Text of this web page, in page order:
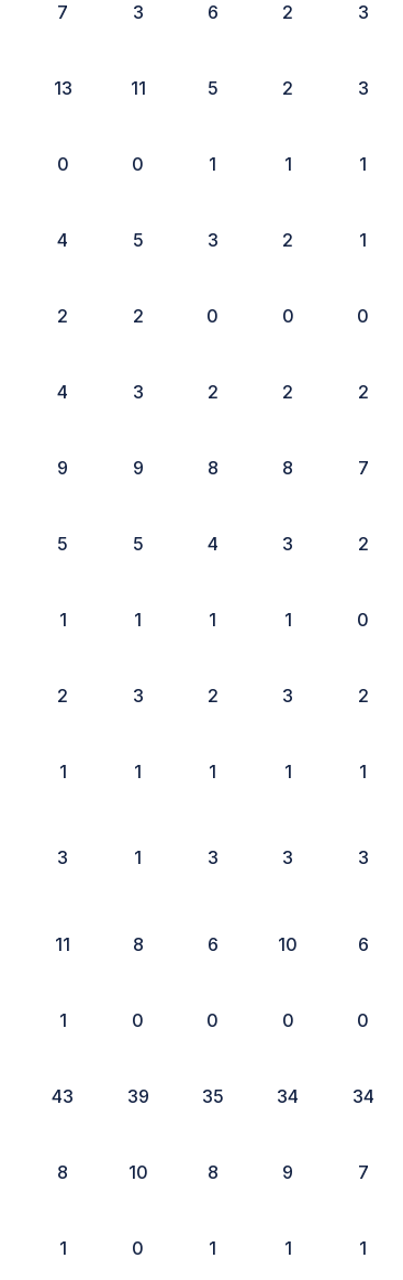
7 3 6 2 3
13 11 5 2 3
0 0 1 1 1
4 5 3 2 1
2 2 0 0 0
4 3 2 2 2
9 9 8 8 7
5 5 4 3 2
1 1 1 1 0
2 3 2 3 2
1 1 1 1 1
3 1 3 3 3
11 8 6 10 6
1 0 0 0 0
43 39 35 34 34
8 10 8 9 7
1 0 1 1 1